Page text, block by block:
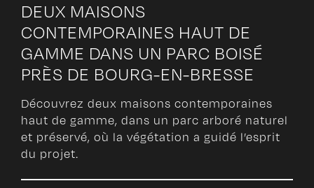
DEUX MAISONS
CONTEMPORAINES HAUT DE
GAMME DANS UN PARC BOISÉ
PRÈS DE BOURG-EN-BRESSE
Découvrez deux maisons contemporaines
haut de gamme, dans un parc arboré naturel
et préservé, où la végétation a guidé l’esprit
du projet.